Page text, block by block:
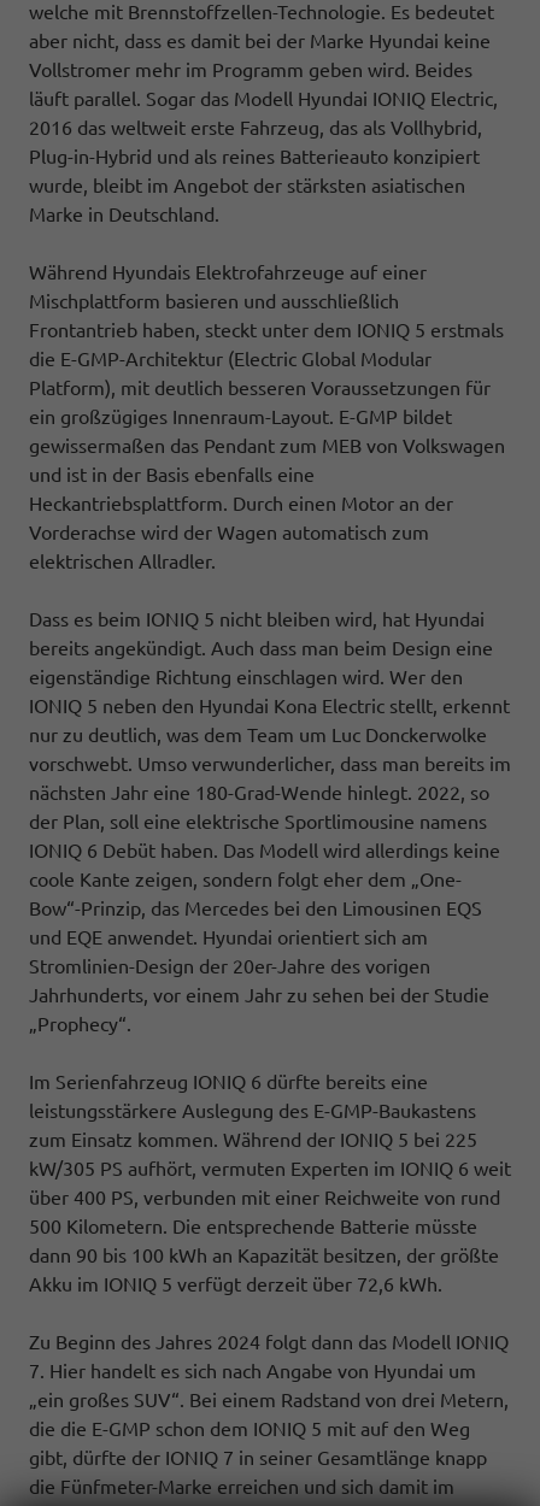
welche mit Brennstoffzellen-Technologie. Es bedeutet
aber nicht, dass es damit bei der Marke Hyundai keine
Vollstromer mehr im Programm geben wird. Beides
läuft parallel. Sogar das Modell Hyundai IONIQ Electric,
2016 das weltweit erste Fahrzeug, das als Vollhybrid,
Plug-in-Hybrid und als reines Batterieauto konzipiert
wurde, bleibt im Angebot der stärksten asiatischen
Marke in Deutschland.
Während Hyundais Elektrofahrzeuge auf einer
Mischplattform basieren und ausschließlich
Frontantrieb haben, steckt unter dem IONIQ 5 erstmals
die E-GMP-Architektur (Electric Global Modular
Platform), mit deutlich besseren Voraussetzungen für
ein großzügiges Innenraum-Layout. E-GMP bildet
gewissermaßen das Pendant zum MEB von Volkswagen
und ist in der Basis ebenfalls eine
Heckantriebsplattform. Durch einen Motor an der
Vorderachse wird der Wagen automatisch zum
elektrischen Allradler.
Dass es beim IONIQ 5 nicht bleiben wird, hat Hyundai
bereits angekündigt. Auch dass man beim Design eine
eigenständige Richtung einschlagen wird. Wer den
IONIQ 5 neben den Hyundai Kona Electric stellt, erkennt
nur zu deutlich, was dem Team um Luc Donckerwolke
vorschwebt. Umso verwunderlicher, dass man bereits im
nächsten Jahr eine 180-Grad-Wende hinlegt. 2022, so
der Plan, soll eine elektrische Sportlimousine namens
IONIQ 6 Debüt haben. Das Modell wird allerdings keine
coole Kante zeigen, sondern folgt eher dem „One-
Bow“-Prinzip, das Mercedes bei den Limousinen EQS
und EQE anwendet. Hyundai orientiert sich am
Stromlinien-Design der 20er-Jahre des vorigen
Jahrhunderts, vor einem Jahr zu sehen bei der Studie
„Prophecy“.
Im Serienfahrzeug IONIQ 6 dürfte bereits eine
leistungsstärkere Auslegung des E-GMP-Baukastens
zum Einsatz kommen. Während der IONIQ 5 bei 225
kW/305 PS aufhört, vermuten Experten im IONIQ 6 weit
über 400 PS, verbunden mit einer Reichweite von rund
500 Kilometern. Die entsprechende Batterie müsste
dann 90 bis 100 kWh an Kapazität besitzen, der größte
Akku im IONIQ 5 verfügt derzeit über 72,6 kWh.
Zu Beginn des Jahres 2024 folgt dann das Modell IONIQ
7. Hier handelt es sich nach Angabe von Hyundai um
„ein großes SUV“. Bei einem Radstand von drei Metern,
die die E-GMP schon dem IONIQ 5 mit auf den Weg
gibt, dürfte der IONIQ 7 in seiner Gesamtlänge knapp
die Fünfmeter-Marke erreichen und sich damit im